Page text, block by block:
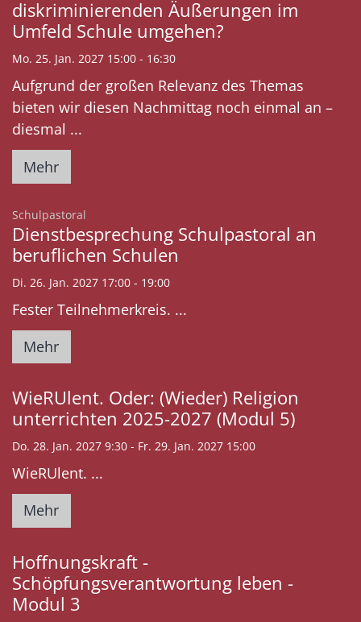
diskriminierenden Äußerungen im
Umfeld Schule umgehen?
Mo. 25. Jan. 2027 15:00 - 16:30
Aufgrund der großen Relevanz des Themas
bieten wir diesen Nachmittag noch einmal an –
diesmal ...
Mehr
Schulpastoral
Dienstbesprechung Schulpastoral an
beruflichen Schulen
Di. 26. Jan. 2027 17:00 - 19:00
Fester Teilnehmerkreis. ...
Mehr
WieRUlent. Oder: (Wieder) Religion
unterrichten 2025-2027 (Modul 5)
Do. 28. Jan. 2027 9:30 - Fr. 29. Jan. 2027 15:00
WieRUlent. ...
Mehr
Hoffnungskraft -
Schöpfungsverantwortung leben -
Modul 3